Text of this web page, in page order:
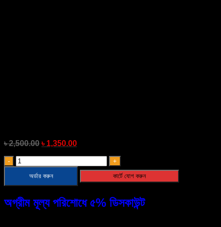
৳2,500.00 ৳ 1,350.00
Smart
Power
Bank
Portable
quantity
অর্ডার করুন কার্টে যোগ করুন
অগ্রীম মূল্য পরিশোধে ৫% ডিসকাউন্ট